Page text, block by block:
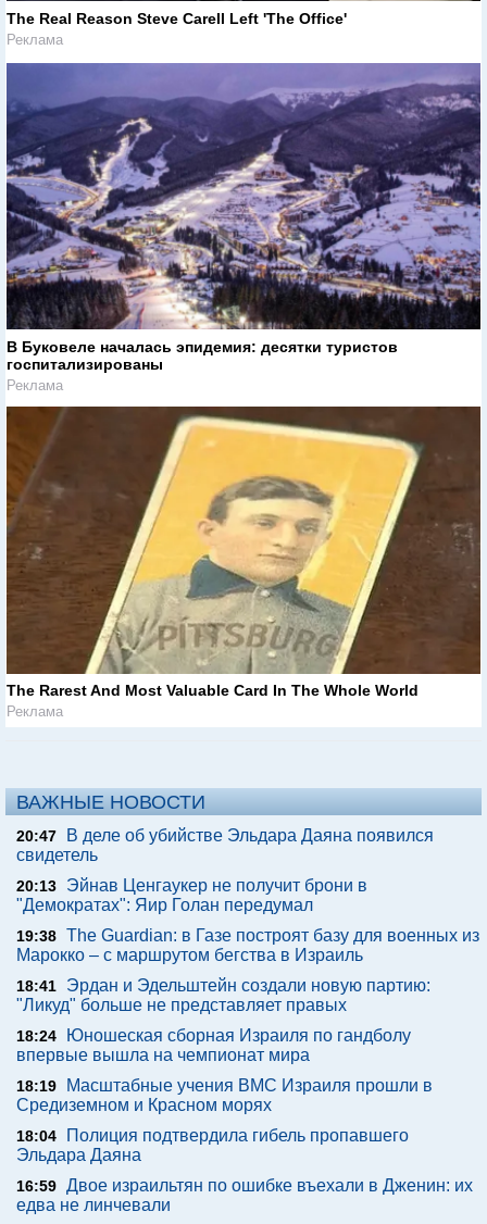
The Real Reason Steve Carell Left 'The Office'
Реклама
В Буковеле началась эпидемия: десятки туристов
госпитализированы
Реклама
The Rarest And Most Valuable Card In The Whole World
Реклама
ВАЖНЫЕ НОВОСТИ
20:47
В деле об убийстве Эльдара Даяна появился
свидетель
20:13
Эйнав Ценгаукер не получит брони в
"Демократах": Яир Голан передумал
19:38 The Guardian: в Газе построят базу для военных из
Марокко – с маршрутом бегства в Израиль
18:41
Эрдан и Эдельштейн создали новую партию:
"Ликуд" больше не представляет правых
18:24
Юношеская сборная Израиля по гандболу
впервые вышла на чемпионат мира
18:19
Масштабные учения ВМС Израиля прошли в
Средиземном и Красном морях
18:04
Полиция подтвердила гибель пропавшего
Эльдара Даяна
16:59 Двое израильтян по ошибке въехали в Дженин: их
едва не линчевали